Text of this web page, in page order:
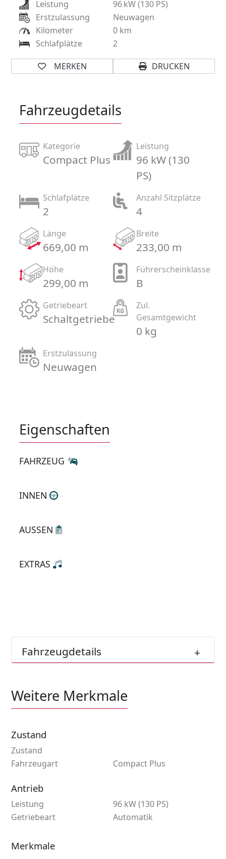
Leistung 96kW (130 PS)
Erstzulassung
Neuwagen
Kilometer
0 km
Schlafplätze
2
MERKEN DRUCKEN
Fahrzeugdetails
Kategorie
Compact Plus
Leistung
96 kW (130
PS)
Schlafplätze
2
Anzahl Sitzplätze
4
Länge
669,00 m
Breite
233,00 m
Höhe
299,00 m
Führerscheinklasse
B
Getriebeart
Schaltgetriebe
Zul.
Gesamtgewicht
0 kg
Erstzulassung
Neuwagen
Eigenschaften
FAHRZEUG
INNEN
AUSSEN
EXTRAS
Fahrzeugdetails
Weitere Merkmale
Zustand
Zustand
Fahrzeugart
Compact Plus
Antrieb
Leistung
96 kW (130 PS)
Getriebeart
Automatik
Merkmale